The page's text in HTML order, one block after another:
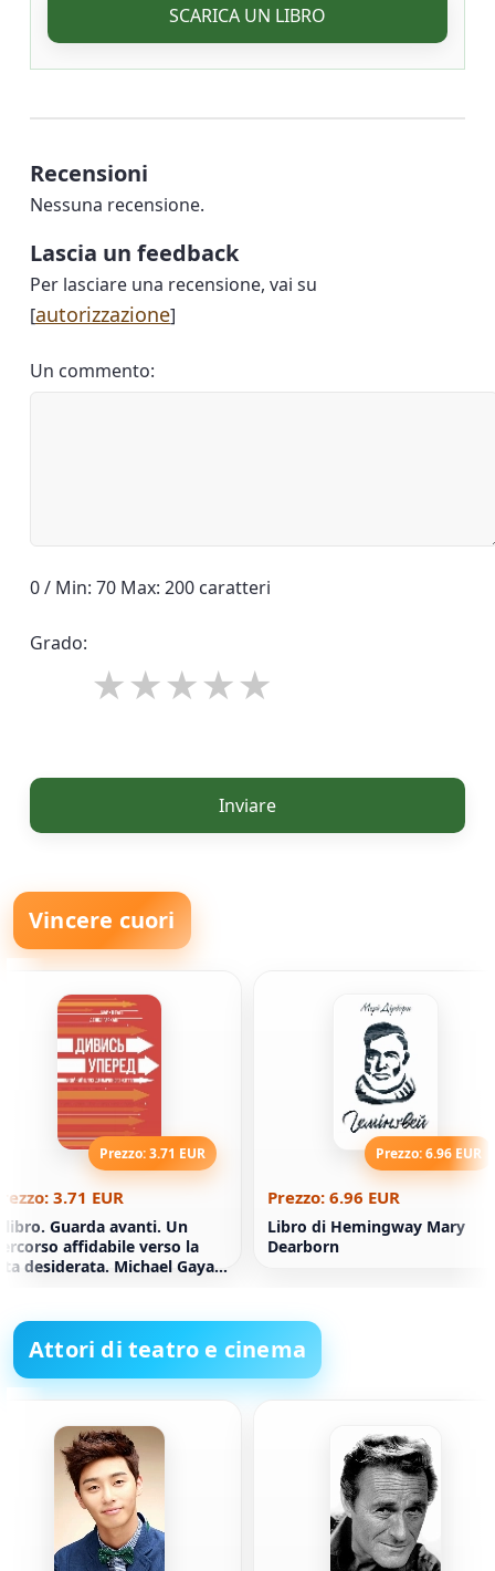
SCARICA UN LIBRO
Recensioni
Nessuna recensione.
Lascia un feedback
Per lasciare una recensione, vai su
[autorizzazione]
Un commento:
0 / Min: 70 Max: 200 caratteri
Grado:
Inviare
Vincere cuori
Prezzo: 3.71 EUR
3.71 EUR
libro. Guarda avanti. Un
affidabile verso la
desiderata. Michael Gayat,
Prezzo: 6.96 EUR
Prezzo: 6.96 EUR
Libro di Hemingway Mary
Dearborn
Attori di teatro e cinema